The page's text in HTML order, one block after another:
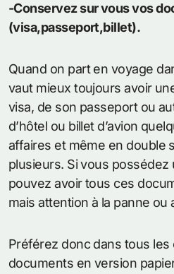
-Conservez sur vous vos
(visa,passeport,billet).
Quand on part en voyage
vaut mieux toujours avoir
visa, de son passeport ou
d’hôtel ou billet d’avion
affaires et même en double
plusieurs. Si vous
pouvez avoir tous ces
mais attention à la panne ou
Préférez donc dans tous les
documents en version